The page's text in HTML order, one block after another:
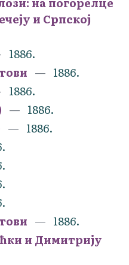
и Српској
1886.
1886.
1886.
1886.
1886.
1886.
и Димитрију